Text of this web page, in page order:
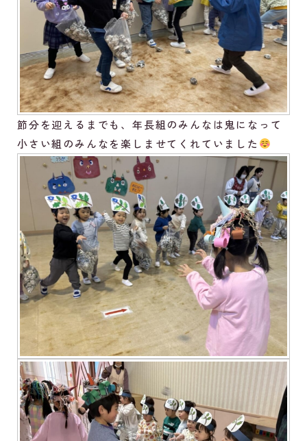
節分を迎えるまでも、年長組のみんなは鬼になって
小さい組のみんなを楽しませてくれていました